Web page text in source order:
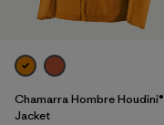
Chamarra Hombre Houdini®
Jacket